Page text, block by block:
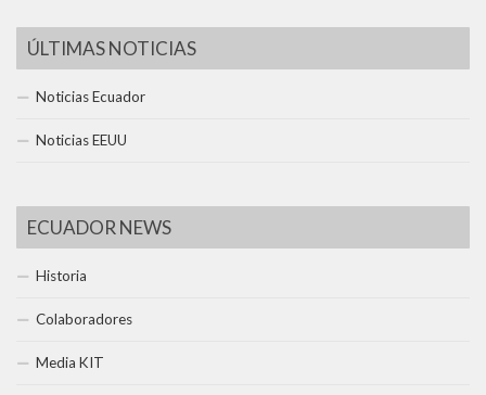
ÚLTIMAS NOTICIAS
Noticias Ecuador
Noticias EEUU
ECUADOR NEWS
Historia
Colaboradores
Media KIT